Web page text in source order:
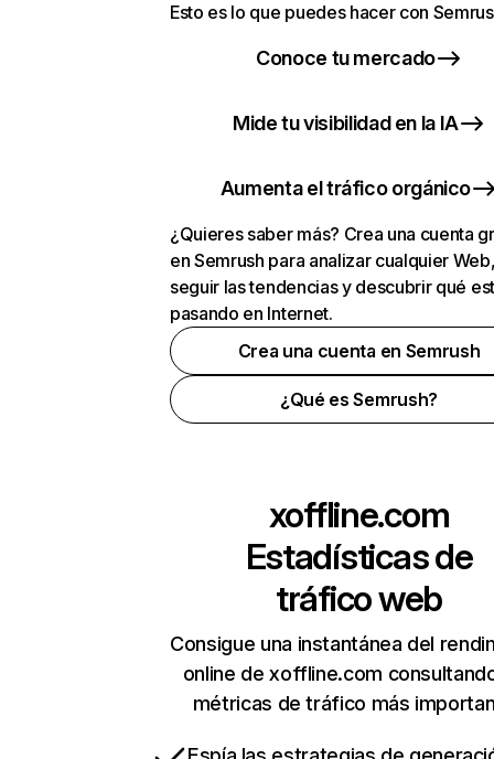
Esto es lo que puedes hacer con
Conoce tu mercado
Mide tu visibilidad en la IA
Aumenta el tráfico orgánico
¿Quieres saber más? Crea una cuenta
en Semrush para analizar cualquier
seguir las tendencias y descubrir qué
pasando en Internet.
Crea una cuenta en Semrush
¿Qué es Semrush?
xoffline.com
Estadísticas de
tráfico web
Consigue una instantánea del
online de xoffline.com
métricas de tráfico más